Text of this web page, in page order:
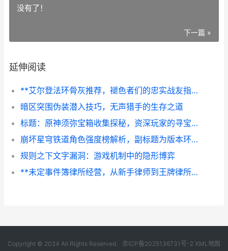
没有了！
下一篇 »
延伸阅读
**艾尔登法环骨灰推荐，褪色者们的忠实战友指南，副标题，探索交界地不可或缺的助力伙伴**
暗区突围伪装潜入技巧，无声猎手的生存之道
标题：原神须弥宝箱收集探秘，资深玩家的寻宝心得与策略分享副标题：从林间到地下，全面解析须弥宝藏的探索之道
崩坏星穹铁道角色强度榜解析，副标题为版本环境与实战价值考量
规则之下文字漏洞：游戏机制中的隐形博弈
**未定事件簿律所经营，从新手律师到王牌律所的进阶之路，副标题，策略与情感交织的成长旅程**
Copyright © 2024 All Rights Reserved. 京ICP备2025136731号-2 XML地图